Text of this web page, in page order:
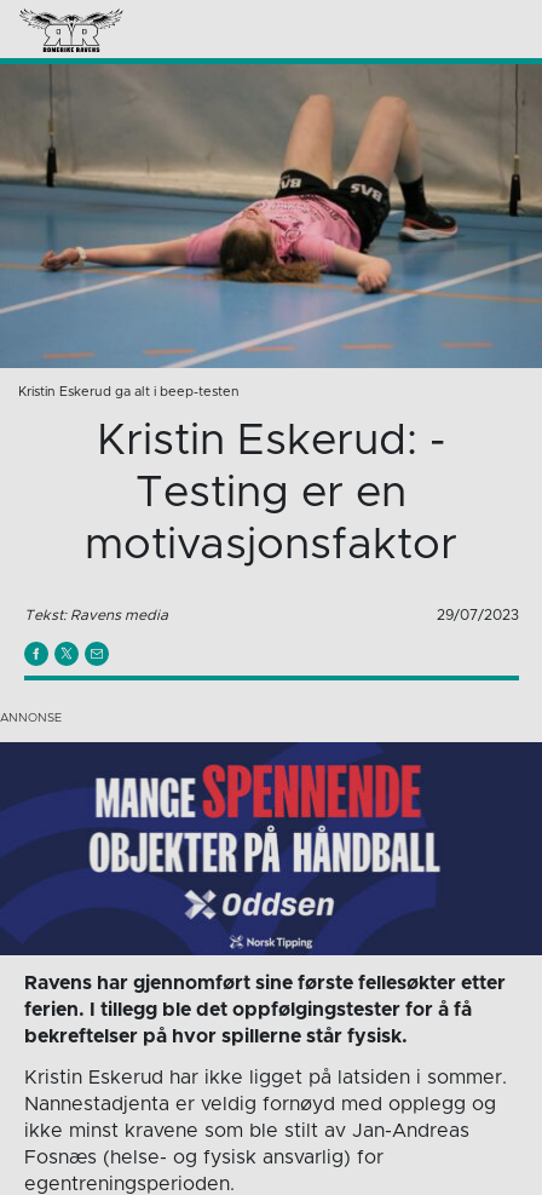
Kristin Eskerud ga alt i beep-testen
Kristin Eskerud: -
Testing er en
motivasjonsfaktor
Tekst: Ravens media 29/07/2023
Ravens har gjennomført sine første fellesøkter etter
ferien. I tillegg ble det oppfølgingstester for å få
bekreftelser på hvor spillerne står fysisk.
Kristin Eskerud har ikke ligget på latsiden i sommer.
Nannestadjenta er veldig fornøyd med opplegg og
ikke minst kravene som ble stilt av Jan-Andreas
Fosnæs (helse- og fysisk ansvarlig) for
egentreningsperioden.